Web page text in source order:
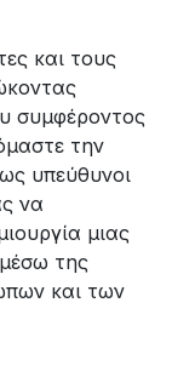
και τους
συμφέροντος
την
υπεύθυνοι
να
μιας
της
και των